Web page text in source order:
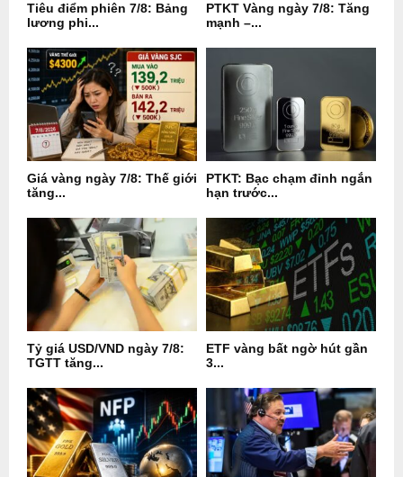
Tiêu điểm phiên 7/8: Bảng
lương phi...
PTKT Vàng ngày 7/8: Tăng
mạnh –...
Giá vàng ngày 7/8: Thế giới
tăng...
PTKT: Bạc chạm đỉnh ngắn
hạn trước...
Tỷ giá USD/VND ngày 7/8:
TGTT tăng...
ETF vàng bất ngờ hút gần
3...